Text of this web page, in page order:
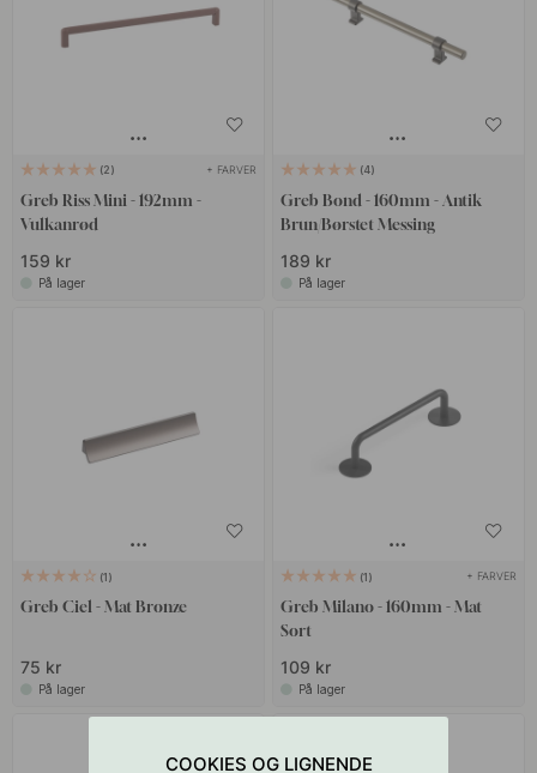
2 + FARVER
Greb Riss Mini - 192mm -
Vulkanrød
159 kr
På lager
4
Greb Bond - 160mm - Antik
Brun/Børstet Messing
189 kr
På lager
1
Greb Ciel - Mat Bronze
75 kr
På lager
1 + FARVER
Greb Milano - 160mm - Mat
Sort
109 kr
På lager
COOKIES OG LIGNENDE